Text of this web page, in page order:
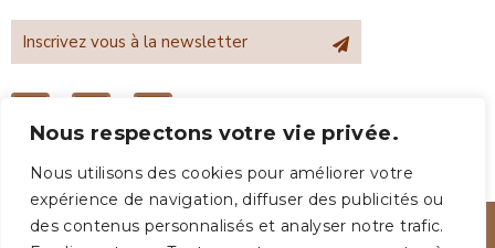
Nous respectons votre vie privée.
Nous utilisons des cookies pour améliorer votre
expérience de navigation, diffuser des publicités ou
des contenus personnalisés et analyser notre trafic.